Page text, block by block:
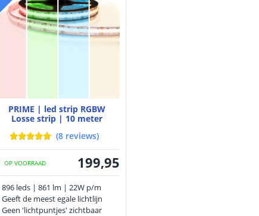
PRIME | led strip RGBW
Losse strip | 10 meter
(8 reviews)
OP VOORRAAD 199,95
896 leds | 861 lm | 22W p/m
Geeft de meest egale lichtlijn
Geen 'lichtpuntjes' zichtbaar